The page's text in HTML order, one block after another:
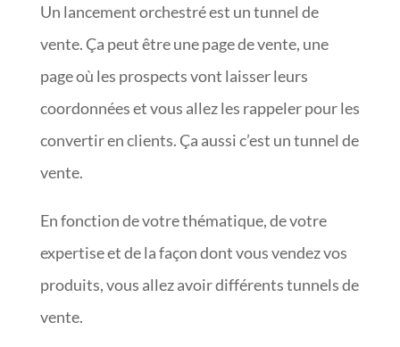
Un lancement orchestré est un tunnel de
vente. Ça peut être une page de vente, une
page où les prospects vont laisser leurs
coordonnées et vous allez les rappeler pour les
convertir en clients. Ça aussi c’est un tunnel de
vente.
En fonction de votre thématique, de votre
expertise et de la façon dont vous vendez vos
produits, vous allez avoir différents tunnels de
vente.